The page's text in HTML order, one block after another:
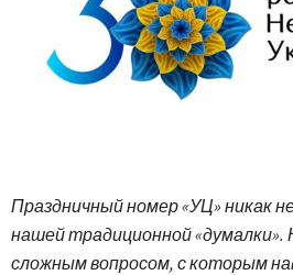
Праздничный номер «УЦ» никак
нашей традиционной «думалки».
сложным вопросом, с которым